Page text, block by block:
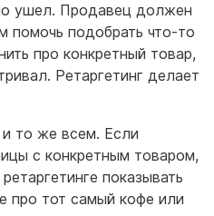
ушел. Продавец должен
помочь подобрать что-то
про конкретный товар,
Ретаргетинг делает
и то же всем. Если
с конкретным товаром,
показывать
про тот самый кофе или